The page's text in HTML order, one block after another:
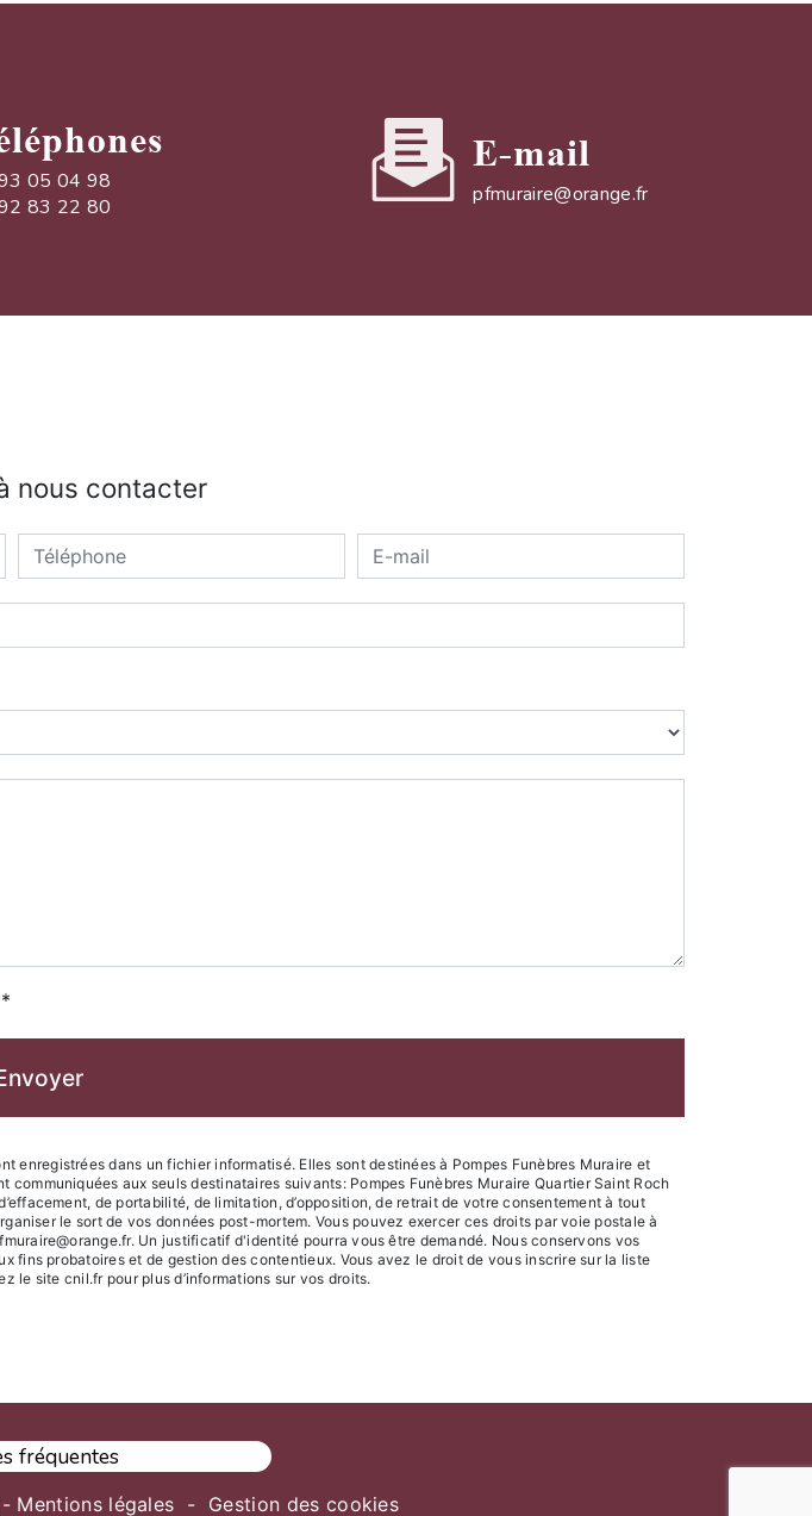
05 04 98
83 22 80
E-mail
pfmuraire@orange.fr
nous contacter
dans un fichier informatisé. Elles sont destinées à Pompes Funèbres Muraire et
aux seuls destinataires suivants: Pompes Funèbres Muraire Quartier Saint Roch
de portabilité, de limitation, d’opposition, de retrait de votre consentement à tout
le sort de vos données post-mortem. Vous pouvez exercer ces droits par voie postale à
Un justificatif d'identité pourra vous être demandé. Nous conservons vos
fins probatoires et de gestion des contentieux. Vous avez le droit de vous inscrire sur la liste
le site cnil.fr pour plus d’informations sur vos droits.
fréquentes
Mentions légales - Gestion des cookies